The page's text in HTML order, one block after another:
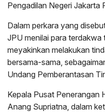
Pengadilan Negeri
Dalam perkara yang
JPU menilai para
meyakinkan melakukan
bersama-sama,
Undang Pemberantasan
Kepala Pusat Penerangan
Anang Supriatna, dalam